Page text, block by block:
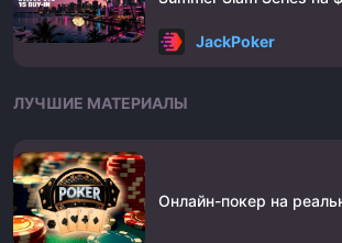
JackPoker
ЛУЧШИЕ МАТЕРИАЛЫ
Онлайн-покер на